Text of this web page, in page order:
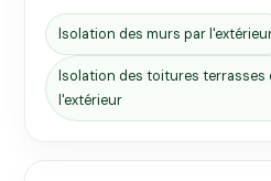
Isolation des murs par
Isolation des toitures
l'extérieur